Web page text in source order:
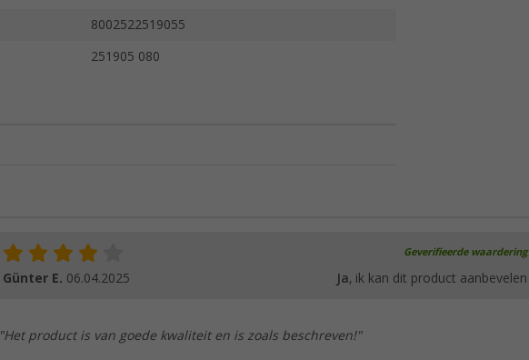
8002522519055
251905 080
Geverifieerde waardering
Günter E. 06.04.2025 Ja, ik kan dit product aanbevelen
"Het product is van goede kwaliteit en is zoals beschreven!"